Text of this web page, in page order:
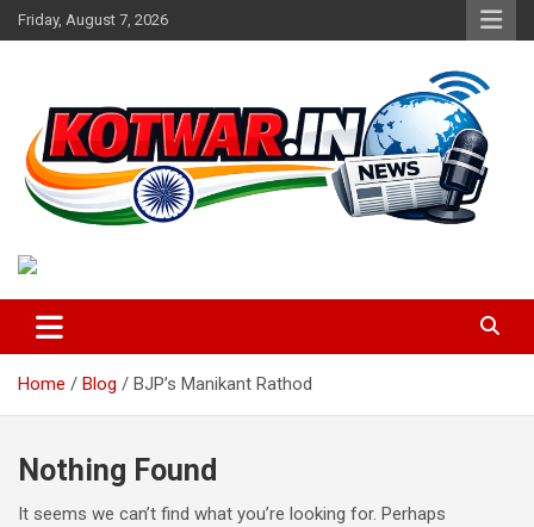
Skip
to
Friday, August 7, 2026
kotwar.in
Home Blog BJP’s Manikant Rathod
Nothing Found
It seems we can’t find what you’re looking for. Perhaps